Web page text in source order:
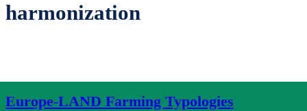
harmonization
Europe-LAND Farming Typologies